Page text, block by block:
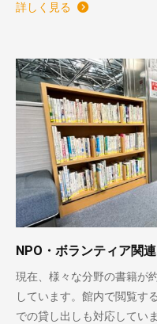
詳しく見る
NPO・ボランティア関
現在、様々な分野の書籍が
しています。館内で閲覧す
での貸し出しも対応していま